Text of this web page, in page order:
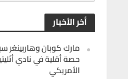
أخر الأخبار
مارك كوبان وهاربينغر
حصة أقلية في نادي
الأمريكي